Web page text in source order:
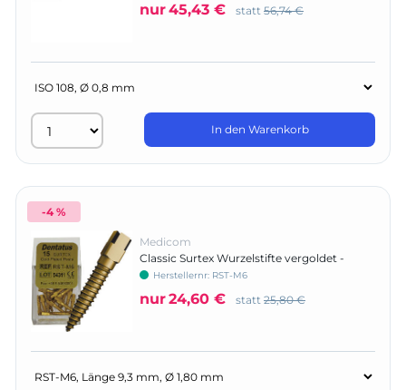
nur45,43 € statt 56,74 €
In den Warenkorb
-4 %
Medicom
Classic Surtex Wurzelstifte vergoldet -
Nachfüllpackung
Herstellernr: RST-M6
nur24,60 € statt 25,80 €